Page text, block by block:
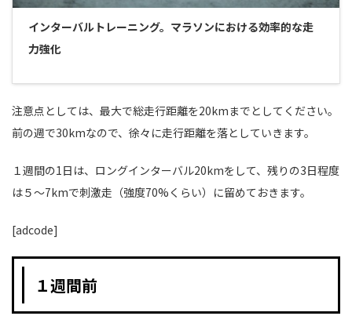
インターバルトレーニング。マラソンにおける効率的な走
力強化
注意点としては、最大で総走行距離を20kmまでとしてください。
前の週で30kmなので、徐々に走行距離を落としていきます。
１週間の1日は、ロングインターバル20kmをして、残りの3日程度
は５〜7kmで刺激走（強度70%くらい）に留めておきます。
[adcode]
１週間前